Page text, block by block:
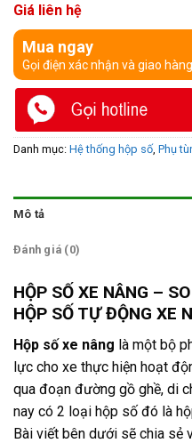
Giá liên hệ
Mua ngay
Gọi điện xác nhận và giao
Danh mục: Hệ thống hộp số, Phụ
Mô tả
Đánh giá (0)
HỘP SỐ XE NÂNG –
HỘP SỐ TỰ ĐỘNG XE
Hộp số xe nâng là một bộ
lực cho xe thực hiện hoạt
qua đoạn đường gồ ghề, di
nay có 2 loại hộp số đó là
Bài viết bên dưới sẽ chia sẻ